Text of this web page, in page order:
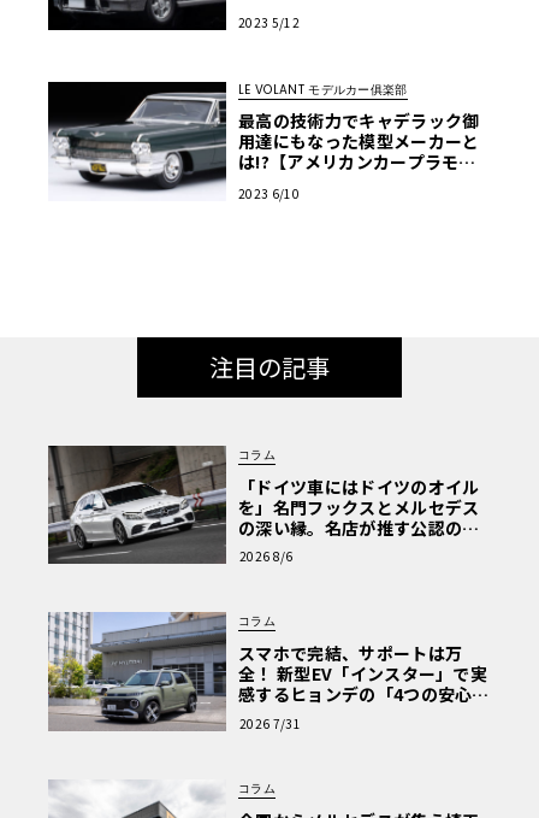
ーズ】
2023 5/12
LE VOLANT モデルカー俱楽部
最高の技術力でキャデラック御
用達にもなった模型メーカーと
は!?【アメリカンカープラモ・
2023 6/10
注目の記事
コラム
「ドイツ車にはドイツのオイル
を」名門フックスとメルセデス
の深い縁。名店が推す公認の安
心と、Cクラスで味わうシルキー
な走り〈PR〉
2026 8/6
コラム
スマホで完結、サポートは万
全！ 新型EV「インスター」で実
感するヒョンデの「4つの安心」
【第1回・ヒョンデ6つの疑問：
Why? Hyundai?】〈PR〉
2026 7/31
コラム